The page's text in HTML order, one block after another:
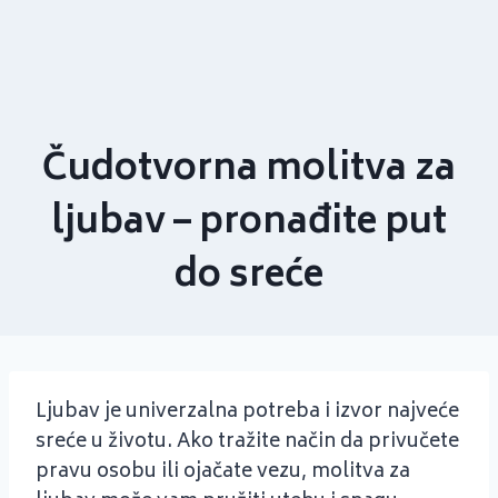
Čudotvorna molitva za
ljubav – pronađite put
do sreće
Ljubav je univerzalna potreba i izvor najveće
sreće u životu. Ako tražite način da privučete
pravu osobu ili ojačate vezu, molitva za